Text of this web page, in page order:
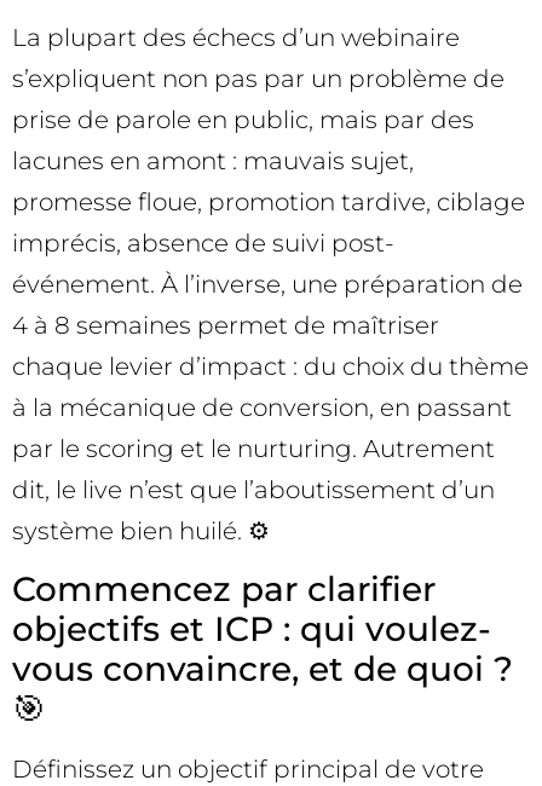
La plupart des échecs d’un webinaire
s’expliquent non pas par un problème de
prise de parole en public, mais par des
lacunes en amont : mauvais sujet,
promesse floue, promotion tardive, ciblage
imprécis, absence de suivi post-
événement. À l’inverse, une préparation de
4 à 8 semaines permet de maîtriser
chaque levier d’impact : du choix du thème
à la mécanique de conversion, en passant
par le scoring et le nurturing. Autrement
dit, le live n’est que l’aboutissement d’un
système bien huilé. ⚙️
Commencez par clarifier
objectifs et ICP : qui voulez-
vous convaincre, et de quoi ?
🎯
Définissez un objectif principal de votre